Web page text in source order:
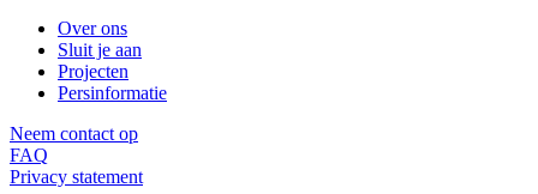
Over ons
Sluit je aan
Projecten
Persinformatie
Neem contact op
FAQ
Privacy statement